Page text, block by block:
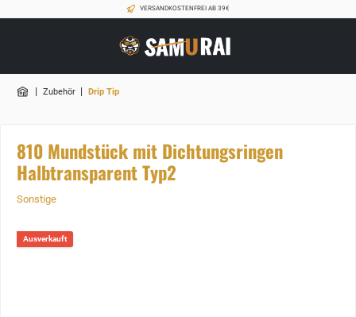
VERSANDKOSTENFREI AB 39€
| Zubehör | Drip Tip
810 Mundstück mit Dichtungsringen
Halbtransparent Typ2
Sonstige
Ausverkauft